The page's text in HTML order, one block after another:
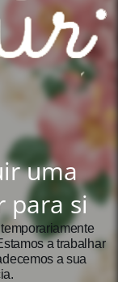
uma
para si
a trabalhar
a sua